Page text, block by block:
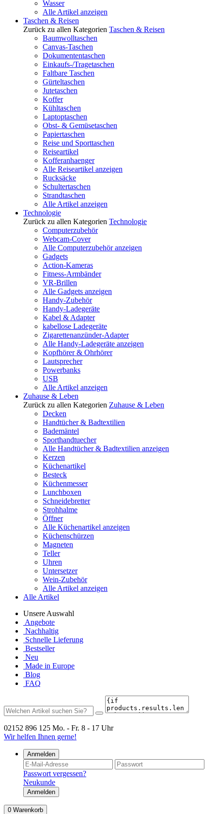
Wasser
Alle Artikel anzeigen
Taschen & Reisen
Zurück zu allen Kategorien Taschen & Reisen
Baumwolltaschen
Canvas-Taschen
Dokumententaschen
Einkaufs-/Tragetaschen
Faltbare Taschen
Gürteltaschen
Jutetaschen
Koffer
Kühltaschen
Laptoptaschen
Obst- & Gemüsetaschen
Papiertaschen
Reise und Sporttaschen
Reiseartikel
Kofferanhaenger
Alle Reiseartikel anzeigen
Rucksäcke
Schultertaschen
Strandtaschen
Alle Artikel anzeigen
Technologie
Zurück zu allen Kategorien Technologie
Computerzubehör
Webcam-Cover
Alle Computerzubehör anzeigen
Gadgets
Action-Kameras
Fitness-Armbänder
VR-Brillen
Alle Gadgets anzeigen
Handy-Zubehör
Handy-Ladegeräte
Kabel & Adapter
kabellose Ladegeräte
Zigarettenanzünder-Adapter
Alle Handy-Ladegeräte anzeigen
Kopfhörer & Ohrhörer
Lautsprecher
Powerbanks
USB
Alle Artikel anzeigen
Zuhause & Leben
Zurück zu allen Kategorien Zuhause & Leben
Decken
Handtücher & Badtextilien
Bademäntel
Sporthandtuecher
Alle Handtücher & Badtextilien anzeigen
Kerzen
Küchenartikel
Besteck
Küchenmesser
Lunchboxen
Schneidebretter
Strohhalme
Öffner
Alle Küchenartikel anzeigen
Küchenschürzen
Magneten
Teller
Uhren
Untersetzer
Wein-Zubehör
Alle Artikel anzeigen
Alle Artikel
Unsere Auswahl
Angebote
Nachhaltig
Schnelle Lieferung
Bestseller
Neu
Made in Europe
Blog
FAQ
02152 896 125 Mo. - Fr. 8 - 17 Uhr
Wir helfen Ihnen gerne!
Anmelden
Passwort vergessen?
Neukunde
Anmelden
0 Warenkorb